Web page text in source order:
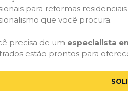
para reformas
que você procura.
precisa de um especialista
estão prontos para